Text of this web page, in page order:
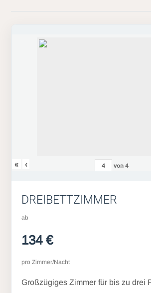
« ‹ von4
DREIBETTZIMMER
ab
134 €
pro Zimmer/Nacht
Großzügiges Zimmer für bis zu drei